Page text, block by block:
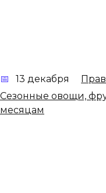
13 декабря
Сезонные овощи,
месяцам